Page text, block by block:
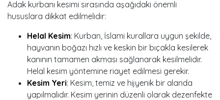
Adak kurbanı kesimi sırasında aşağıdaki önemli
hususlara dikkat edilmelidir:
Helal Kesim: Kurban, İslami kurallara uygun şekilde,
hayvanın boğazı hızlı ve keskin bir bıçakla kesilerek
kanının tamamen akması sağlanarak kesilmelidir.
Helal kesim yöntemine riayet edilmesi gerekir.
Kesim Yeri: Kesim, temiz ve hijyenik bir alanda
yapılmalıdır. Kesim yerinin düzenli olarak dezenfekte